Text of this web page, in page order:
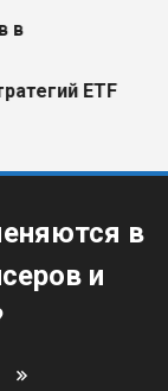
ETF
в
и